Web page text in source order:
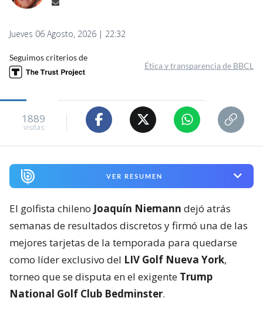
Jueves 06 Agosto, 2026 | 22:32
Seguimos criterios de
Ética y transparencia de BBCL
1889
visitas
VER RESUMEN
El golfista chileno Joaquín Niemann dejó atrás
semanas de resultados discretos y firmó una de las
mejores tarjetas de la temporada para quedarse
como líder exclusivo del LIV Golf Nueva York,
torneo que se disputa en el exigente Trump
National Golf Club Bedminster.